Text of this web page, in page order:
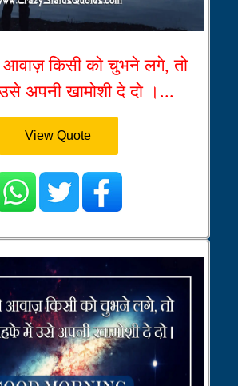
किसी को चुभने लगे, तो
अपनी खामोशी दे दो ।...
View Quote